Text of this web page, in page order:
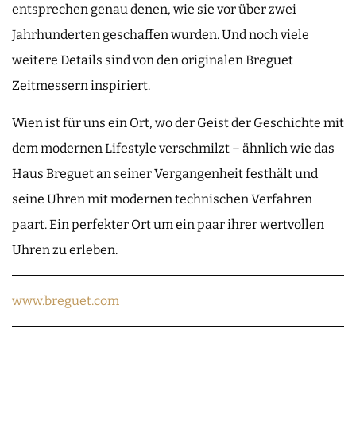
entsprechen genau denen, wie sie vor über zwei
Jahrhunderten geschaffen wurden. Und noch viele
weitere Details sind von den originalen Breguet
Zeitmessern inspiriert.
Wien ist für uns ein Ort, wo der Geist der Geschichte mit
dem modernen Lifestyle verschmilzt – ähnlich wie das
Haus Breguet an seiner Vergangenheit festhält und
seine Uhren mit modernen technischen Verfahren
paart. Ein perfekter Ort um ein paar ihrer wertvollen
Uhren zu erleben.
www.breguet.com